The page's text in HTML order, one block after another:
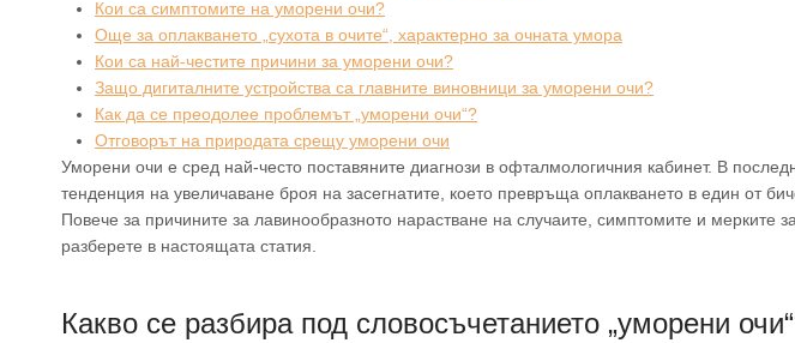
Кои са симптомите на уморени очи?
Още за оплакването „сухота в очите“, характерно за очната умора
Кои са най-честите причини за уморени очи?
Защо дигиталните устройства са главните виновници за уморени очи?
Как да се преодолее проблемът „уморени очи“?
Отговорът на природата срещу уморени очи
Уморени очи е сред най-често поставяните диагнози в офталмологичния кабинет. В
тенденция на увеличаване броя на засегнатите, което превръща оплакването в един от
Повече за причините за лавинообразното нарастване на случаите, симптомите и мерките
разберете в настоящата статия.
Какво се разбира под словосъчетанието „уморени